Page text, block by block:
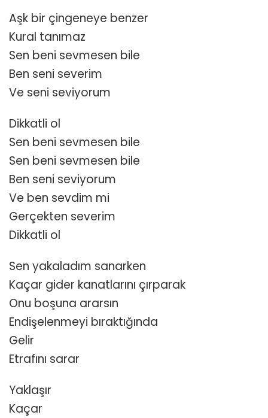
Aşk bir çingeneye benzer
Kural tanımaz
Sen beni sevmesen bile
Ben seni severim
Ve seni seviyorum
Dikkatli ol
Sen beni sevmesen bile
Sen beni sevmesen bile
Ben seni seviyorum
Ve ben sevdim mi
Gerçekten severim
Dikkatli ol
Sen yakaladım sanarken
Kaçar gider kanatlarını çırparak
Onu boşuna ararsın
Endişelenmeyi bıraktığında
Gelir
Etrafını sarar
Yaklaşır
Kaçar